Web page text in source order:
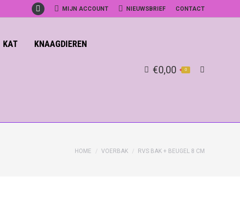
Facebook
MIJN ACCOUNT NIEUWSBRIEF CONTACT
KAT KNAAGDIEREN
€0,00 0 Search:
HOME VOERBAK RVS BAK + BEUGEL 8 CM